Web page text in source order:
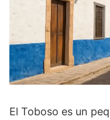
El Toboso es un